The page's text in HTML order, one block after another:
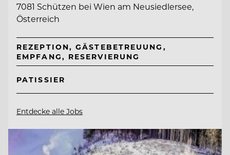
7081 Schützen bei Wien am Neusiedlersee,
Österreich
REZEPTION, GÄSTEBETREUUNG,
EMPFANG, RESERVIERUNG
PATISSIER
Entdecke alle Jobs